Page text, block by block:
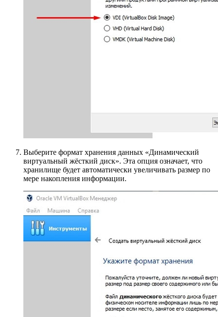
Выберите формат хранения данных «Динамический
виртуальный жёсткий диск». Эта опция означает, что
хранилище будет автоматически увеличивать размер по
мере накопления информации.